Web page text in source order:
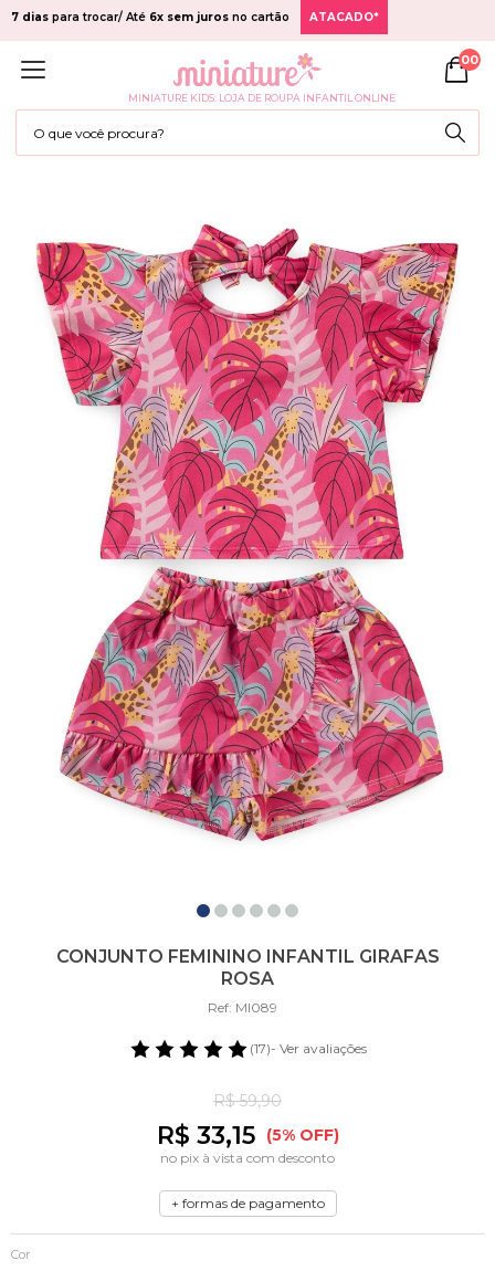
7 dias para trocar/ Até 6x sem juros no cartão ATACADO*
MINIATURE KIDS: LOJA DE ROUPA INFANTIL ONLINE
00
CONJUNTO FEMININO INFANTIL GIRAFAS
ROSA
Ref: MI089
(17)- Ver avaliações
R$ 59,90
R$ 33,15 (5% OFF)
no pix à vista com desconto
+ formas de pagamento
Cor